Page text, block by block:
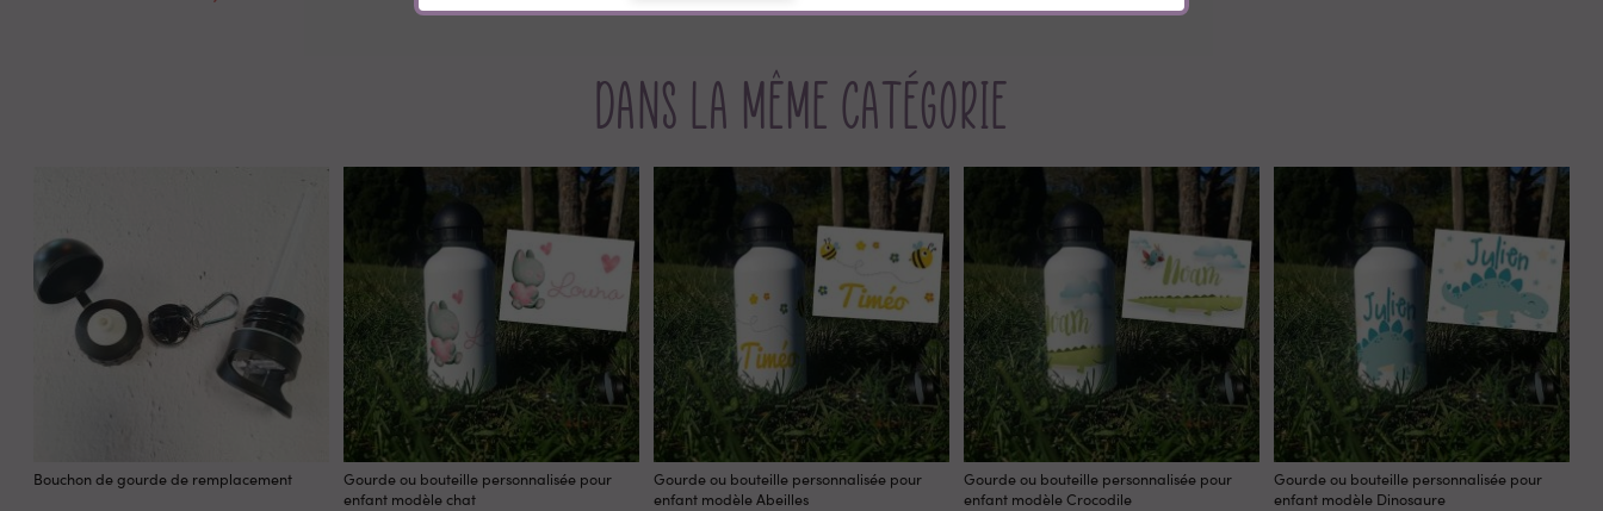
Dans la même catégorie
Bouchon de gourde de remplacement
Gourde ou bouteille personnalisée pour
enfant modèle chat
Gourde ou bouteille personnalisée pour
enfant modèle Abeilles
Gourde ou bouteille personnalisée pour
enfant modèle Crocodile
Gourde ou bouteille personnalisée pour
enfant modèle Dinosaure